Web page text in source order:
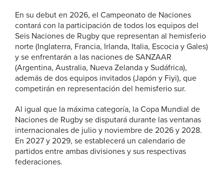
En su debut en 2026, el Campeonato de Naciones
contará con la participación de todos los equipos del
Seis Naciones de Rugby que representan al hemisferio
norte (Inglaterra, Francia, Irlanda, Italia, Escocia y Gales)
y se enfrentarán a las naciones de SANZAAR
(Argentina, Australia, Nueva Zelanda y Sudáfrica),
además de dos equipos invitados (Japón y Fiyi), que
competirán en representación del hemisferio sur.
Al igual que la máxima categoría, la Copa Mundial de
Naciones de Rugby se disputará durante las ventanas
internacionales de julio y noviembre de 2026 y 2028.
En 2027 y 2029, se establecerá un calendario de
partidos entre ambas divisiones y sus respectivas
federaciones.